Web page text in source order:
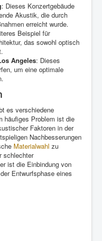
: Dieses Konzertgebäude
Akustik, die durch
erreicht wurde.
Beispiel für
das sowohl optisch
Angeles: Dieses
um eine optimale
es verschiedene
häufiges Problem ist die
Faktoren in der
Nachbesserungen
Materialwahl zu
schlechter
ist die Einbindung von
Entwurfsphase eines